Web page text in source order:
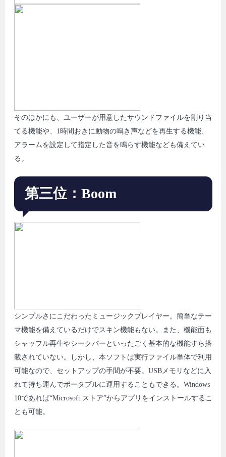
そのほかにも、ユーザーが用意したサウンドファイルを割り当
てる機能や、1時間おきに動物の鳴き声などを再生する機能、
アラームを設定して指定した音を鳴らす機能なども備えてい
る。
第三位：Boom
シンプルさにこだわったミュージックプレイヤー。簡単なテー
マ機能を備えているだけでスキン機能もない。また、機能面も
シャッフル再生やシークバーといったごく基本的な機能すら搭
載されていない。しかし、本ソフトは実行ファイル単体で利用
可能なので、セットアップの手間が不要。USBメモリなどに入
れて持ち運んでポータブルに運用することもできる。Windows
10であれば“Microsoft ストア”からアプリをインストールするこ
とも可能。